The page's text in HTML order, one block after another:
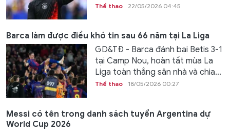
Thể thao 22/05/2026 04:45
Barca làm được điều khó tin sau 66 năm tại La Liga
GD&TĐ - Barca đánh bại Betis 3-1
tại Camp Nou, hoàn tất mùa La
Liga toàn thắng sân nhà và chia...
Thể thao 18/05/2026 00:27
Messi có tên trong danh sách tuyển Argentina dự
World Cup 2026